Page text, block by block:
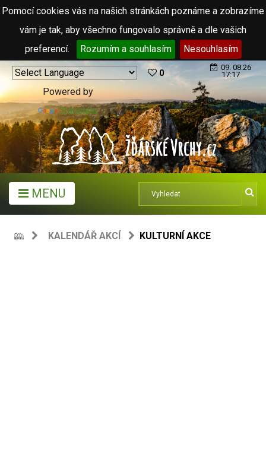
Pomocí cookies vás na našich stránkách poznáme a zobrazíme
vám je tak, aby všechno fungovalo správně a dle vašich
preferencí.
Rozumím a souhlasím Nesouhlasím
Powered by
Translate
0
09. 08.26
17:17
MENU
KALENDÁŘ AKCÍ KULTURNÍ AKCE